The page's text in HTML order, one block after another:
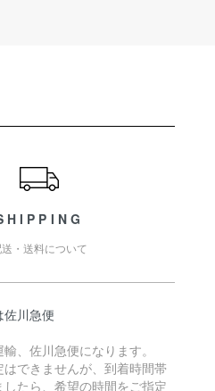
送・送料について
佐川急便
、佐川急便になります。
できませんが、到着時間帯
たら、希望の時間をご指定